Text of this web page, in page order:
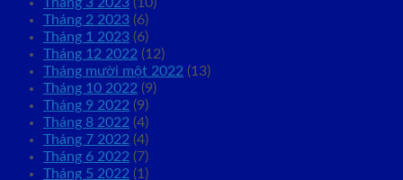
Tháng 3 2023 (10)
Tháng 2 2023 (6)
Tháng 1 2023 (6)
Tháng 12 2022 (12)
Tháng mười một 2022 (13)
Tháng 10 2022 (9)
Tháng 9 2022 (9)
Tháng 8 2022 (4)
Tháng 7 2022 (4)
Tháng 6 2022 (7)
Tháng 5 2022 (1)